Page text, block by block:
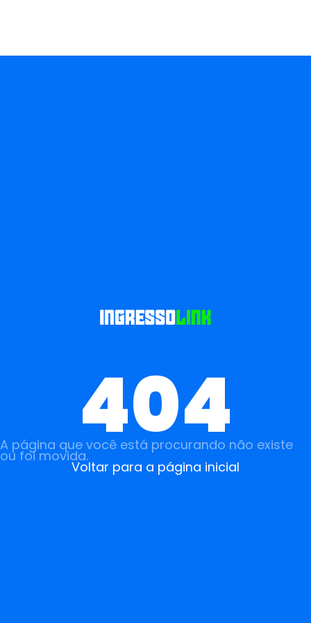
404
A página que você está procurando não existe
ou foi movida.
Voltar para a página inicial